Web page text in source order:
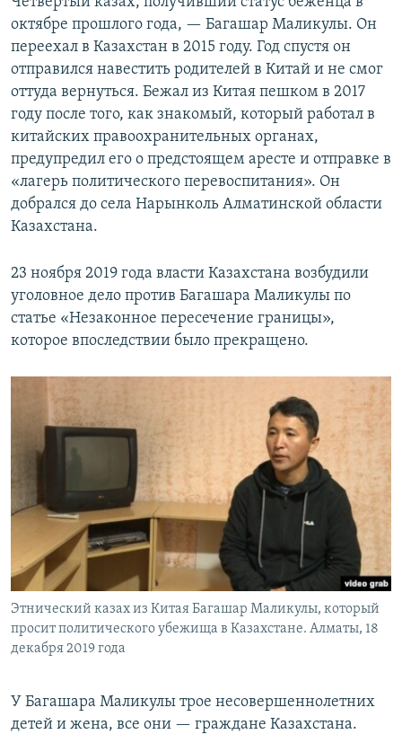
октябре прошлого года, — Багашар Маликулы. Он
переехал в Казахстан в 2015 году. Год спустя он
отправился навестить родителей в Китай и не смог
оттуда вернуться. Бежал из Китая пешком в 2017
году после того, как знакомый, который работал в
китайских правоохранительных органах,
предупредил его о предстоящем аресте и отправке в
«лагерь политического перевоспитания». Он
добрался до села Нарынколь Алматинской области
Казахстана.
23 ноября 2019 года власти Казахстана возбудили
уголовное дело против Багашара Маликулы по
статье «Незаконное пересечение границы»,
которое впоследствии было прекращено.
Этнический казах из Китая Багашар Маликулы, который
просит политического убежища в Казахстане. Алматы, 18
декабря 2019 года
У Багашара Маликулы трое несовершеннолетних
детей и жена, все они — граждане Казахстана.